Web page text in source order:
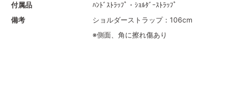
付属品
ﾊﾝﾄﾞｽﾄﾗｯﾌﾟ・ｼｮﾙﾀﾞｰｽﾄﾗｯﾌﾟ
備考
ショルダーストラップ：106cm
※側面、角に擦れ傷あり